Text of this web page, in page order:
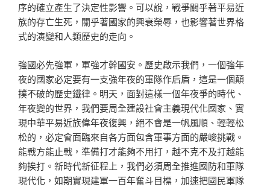
序的確立產生了決定性影響。可以說，戰爭關乎著平易近
族的存亡生死，關乎著國家的興衰榮辱，也影響著世界格
式的演變和人類歷史的走向。
強國必先強軍，軍強才幹國安。歷史啟示我們，一個強年
夜的國家必定要有一支強年夜的軍隊作后盾，這是一個顛
撲不破的歷史鐵律。明天，面對這樣一個年夜爭的時代、
年夜變的世界，我們要周全建設社會主義現代化國家、實
現中華平易近族偉年夜復興，絕不會是一帆風順、輕輕松
松的，必定會面臨來自各方面包含軍事方面的嚴峻挑戰。
能戰方能止戰，準備打才能夠不用打，越不克不及打越能
夠挨打。新時代新征程上，我們必須周全推進國防和軍隊
現代化，如期實現建軍一百年奮斗目標，加速把國民軍隊